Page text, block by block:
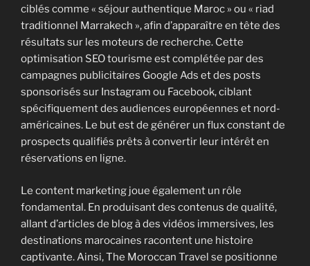
ciblés comme « séjour authentique Maroc » ou « riad
traditionnel Marrakech », afin d’apparaître en tête des
résultats sur les moteurs de recherche. Cette
optimisation SEO tourisme est complétée par des
campagnes publicitaires Google Ads et des posts
sponsorisés sur Instagram ou Facebook, ciblant
spécifiquement des audiences européennes et nord-
américaines. Le but est de générer un flux constant de
prospects qualifiés prêts à convertir leur intérêt en
réservations en ligne.
Le content marketing joue également un rôle
fondamental. En produisant des contenus de qualité,
allant d’articles de blog à des vidéos immersives, les
destinations marocaines racontent une histoire
captivante. Ainsi, The Moroccan Travel se positionne